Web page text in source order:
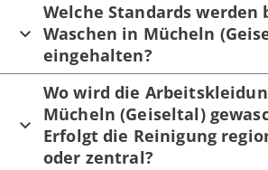
Welche Standards werden
Waschen in Mücheln
eingehalten?
Wo wird die
Mücheln (Geiseltal)
Erfolgt die Reinigung
oder zentral?